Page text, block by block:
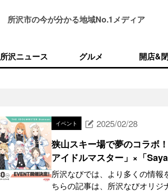
所沢市の今が分かる地域No.1メディア
所沢ニュース グルメ 開店&
イベント 2025/02/28
狭山スキー場で夢のコラボ
アイドルマスター」×「
所沢なびでは、より多くの情報
ちらの記事は、所沢なびオリジ